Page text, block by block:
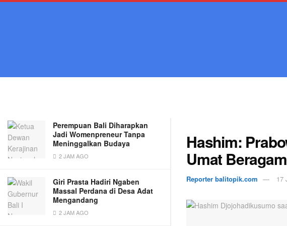
Umat Beragama
Perempuan Bali Diharapkan
Jadi Womenpreneur Tanpa
Meninggalkan Budaya
2 JAM AGO
Giri Prasta Hadiri Ngaben
Massal Perdana di Desa Adat
Mengandang
2 JAM AGO
Hashim:
Umat
Reporter balitopik.com 17